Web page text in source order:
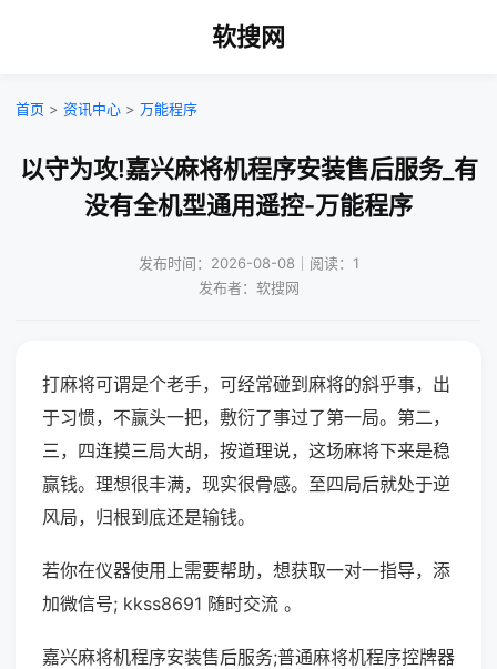
软搜网
首页 > 资讯中心 > 万能程序
以守为攻!嘉兴麻将机程序安装售后服务_有
没有全机型通用遥控-万能程序
发布时间：2026-08-08｜阅读：1
发布者：软搜网
打麻将可谓是个老手，可经常碰到麻将的斜乎事，出
于习惯，不赢头一把，敷衍了事过了第一局。第二，
三，四连摸三局大胡，按道理说，这场麻将下来是稳
赢钱。理想很丰满，现实很骨感。至四局后就处于逆
风局，归根到底还是输钱。
若你在仪器使用上需要帮助，想获取一对一指导，添
加微信号; kkss8691 随时交流 。
嘉兴麻将机程序安装售后服务;普通麻将机程序控牌器